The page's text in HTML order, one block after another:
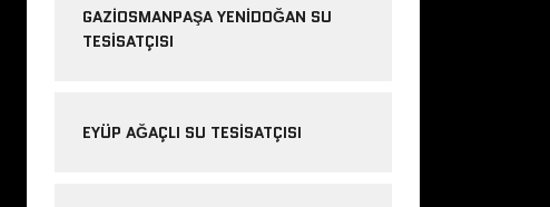
GAZIOSMANPAŞA YENIDOĞAN SU
TESISATÇISI
EYÜP AĞAÇLI SU TESISATÇISI